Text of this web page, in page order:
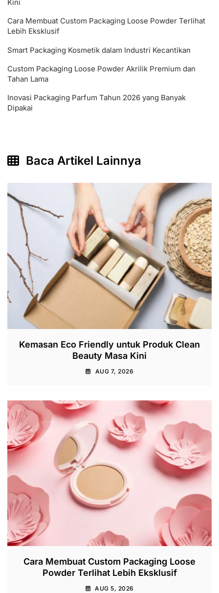
Kini
Cara Membuat Custom Packaging Loose Powder Terlihat
Lebih Eksklusif
Smart Packaging Kosmetik dalam Industri Kecantikan
Custom Packaging Loose Powder Akrilik Premium dan
Tahan Lama
Inovasi Packaging Parfum Tahun 2026 yang Banyak
Dipakai
Baca Artikel Lainnya
Kemasan Eco Friendly untuk Produk Clean
Beauty Masa Kini
AUG 7, 2026
Cara Membuat Custom Packaging Loose
Powder Terlihat Lebih Eksklusif
AUG 5, 2026